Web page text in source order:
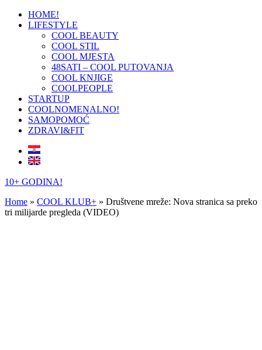
HOME!
LIFESTYLE
COOL BEAUTY
COOL STIL
COOL MJESTA
48SATI – COOL PUTOVANJA
COOL KNJIGE
COOLPEOPLE
STARTUP
COOLNOMENALNO!
SAMOPOMOĆ
ZDRAVI&FIT
10+ GODINA!
Home » COOL KLUB+ » Društvene mreže: Nova stranica sa preko
tri milijarde pregleda (VIDEO)